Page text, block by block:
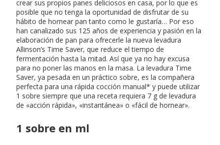
crear sus propios panes deliciosos en casa, por lo que es
posible que no tenga la oportunidad de disfrutar de su
hábito de hornear pan tanto como le gustaría… Por eso
han canalizado sus 125 años de experiencia y pasión en la
elaboración de pan para ofrecerle la nueva levadura
Allinson’s Time Saver, que reduce el tiempo de
fermentación hasta la mitad. Así que ya no hay excusa
para no poner las manos en la masa. La levadura Time
Saver, ya pesada en un práctico sobre, es la compañera
perfecta para una rápida cocción manual* y puede utilizar
1 sobre siempre que una receta requiera 7 g de levadura
de «acción rápida», «instantánea» o «fácil de hornear».
1 sobre en ml